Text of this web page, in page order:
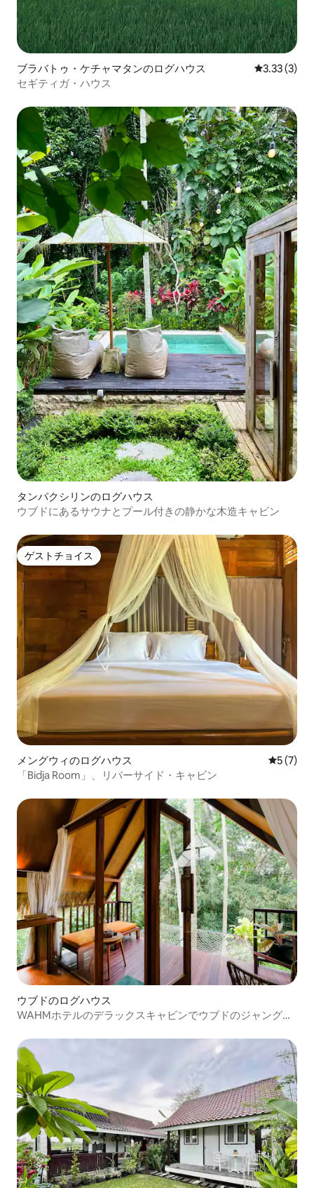
ブラバトゥ・ケチャマタンのログハウス レビュー3
3.33 (3)
セギティガ・ハウス
タンパクシリンのログハウス
ウブドにあるサウナとプール付きの静かな木造キャビン
ゲストチョイス
ゲストチョイス
メングウィのログハウス レビュー
5 (7)
「Bidja Room」、リバーサイド・キャビン
ウブドのログハウス
WAHMホテルのデラックスキャビンでウブドのジャングル